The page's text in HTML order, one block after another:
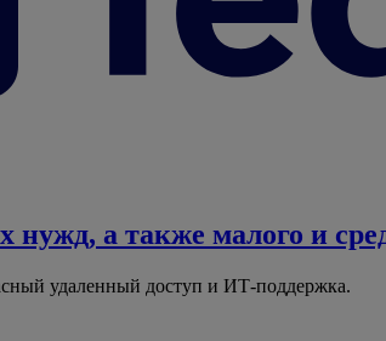
а также малого и
удаленный доступ и ИТ-поддержка.